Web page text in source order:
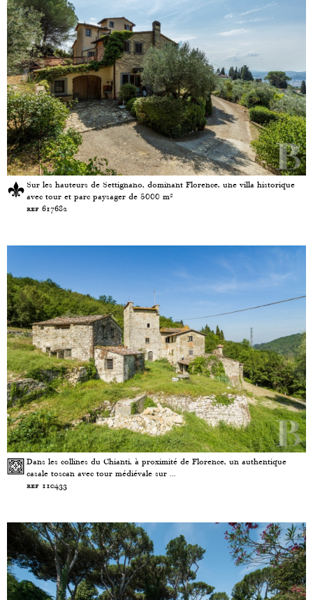
Sur les hauteurs de Settignano, dominant Florence, une villa historique
avec tour et parc paysager de 5000 m²
ref 617682
Dans les collines du Chianti, à proximité de Florence, un authentique
casale toscan avec tour médiévale sur ...
ref 110433